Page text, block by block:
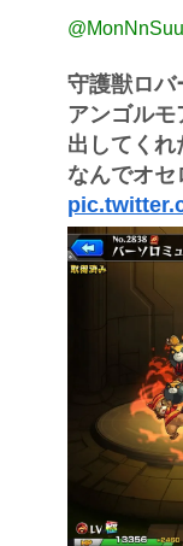
守護獣ロバ
アンゴルモ
出してくれ
なんでオセ